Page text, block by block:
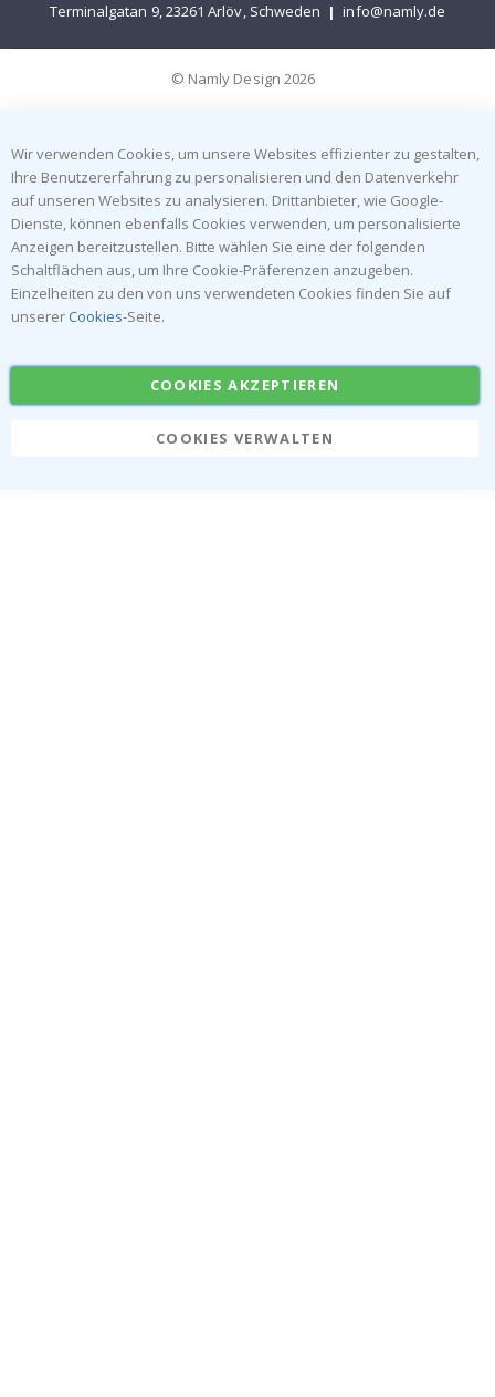
Terminalgatan 9, 23261 Arlöv, Schweden | info@namly.de
© Namly Design 2026
Wir verwenden Cookies, um unsere Websites effizienter zu gestalten,
Ihre Benutzererfahrung zu personalisieren und den Datenverkehr
auf unseren Websites zu analysieren. Drittanbieter, wie Google-
Dienste, können ebenfalls Cookies verwenden, um personalisierte
Anzeigen bereitzustellen. Bitte wählen Sie eine der folgenden
Schaltflächen aus, um Ihre Cookie-Präferenzen anzugeben.
Einzelheiten zu den von uns verwendeten Cookies finden Sie auf
unserer Cookies-Seite.
COOKIES AKZEPTIEREN
COOKIES VERWALTEN